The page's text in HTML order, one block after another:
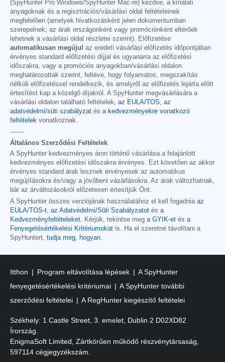
(SpyHunter Pro Windows/SpyHunter Mac-re) kezdve, a kínálati
anyagoknak és a regisztrációs/vásárlási oldal feltételeinek
megfelelően (amelyek hivatkozásként jelen dokumentumban
szerepelnek; az árak országonként vagy promóciónként eltérőek
lehetnek a vásárlási oldal részletei szerint). Előfizetése
automatikusan megújul
az eredeti vásárlási előfizetés időpontjában
érvényes standard előfizetési díjjal és ugyanarra az előfizetési
időszakra, vagy a promóciós anyagokban/vásárlási oldalon
meghatározottak szerint, feltéve, hogy folyamatos, megszakítás
nélküli előfizetéssel rendelkezik, és amelyről az előfizetés lejárta előtt
értesítést kap a közelgő díjakról. A SpyHunter megvásárlására a
vásárlási oldalon található feltételek, az EULA/TOS
az
adatvédelmi/süti szabályzat és a kedvezményekre vonatkozó
feltételek vonatkoznak.
-------
Általános Szerződési Feltételek
A SpyHunter kedvezményes áron történő vásárlása a felajánlott
kedvezményes előfizetési időszakra érvényes. Ezt követően az akkor
érvényes standard árak lesznek érvényesek az automatikus
megújításokra és/vagy a jövőbeni vásárlásokra. Az árak változhatnak,
bár az árváltozásokról előzetesen értesítjük Önt.
A SpyHunter összes verziójának használatához el kell fogadnia az
EULA/TOS-t az Adatvédelmi/Süti Szabályzatot és a
Kedvezményfeltételeket . Kérjük, tekintse meg a GYIK-et és a
Fenyegetésértékelési Kritériumokat is. Ha el szeretné távolítani a
SpyHuntert, tudja meg, hogyan
Itthon Program eltávolítása lépések
A SpyHunter
fenyegetésértékelési kritériumai
A SpyHunter további
szerződési feltételei
A RegHunter kiegészítő feltételei
Székhely: 1 Castle Street, 3. emelet, Dublin 2 D02XD82
Írország.
EnigmaSoft Limited, Zártkörűen működő részvénytársaság,
597114 cégjegyzékszám.